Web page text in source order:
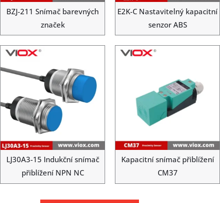
BZJ-211 Snímač barevných
značek
E2K-C Nastavitelný kapacitní
senzor ABS
LJ30A3-15 Indukční snímač
přiblížení NPN NC
Kapacitní snímač přiblížení
CM37